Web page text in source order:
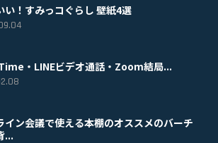
い！すみっコぐらし 壁紙4選
・LINEビデオ通話・Zoom結局...
イン会議で使える本棚のオススメのバーチ
...